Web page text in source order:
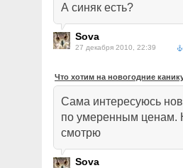
А синяк есть?
Sova
27 декабря 2010, 22:39
Что хотим на новогодние
Сама интересуюсь
по умеренным ценам.
смотрю
Sova